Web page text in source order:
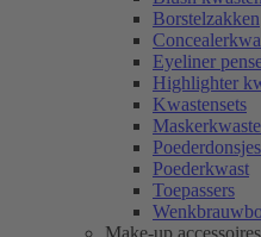
Borstelzakken
Eyeliner
Highlighter
Kwastensets
Poederdonsjes
Poederkwast
Toepassers
Make-up accessoires